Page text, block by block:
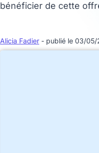
bénéficier de cette
Alicia Fadier - publié le 03/05/